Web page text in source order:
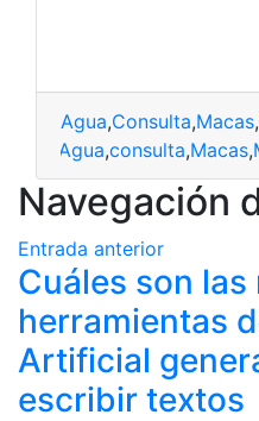
Agua,Consulta,Macas,
Agua,consulta,Macas,
Navegación
Entrada anterior
Cuáles son las
herramientas
Artificial
escribir textos